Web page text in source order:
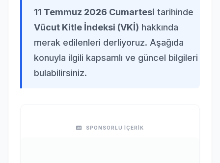
11 Temmuz 2026 Cumartesi tarihinde
Vücut Kitle İndeksi (VKİ) hakkında
merak edilenleri derliyoruz. Aşağıda
konuyla ilgili kapsamlı ve güncel bilgileri
bulabilirsiniz.
SPONSORLU İÇERİK